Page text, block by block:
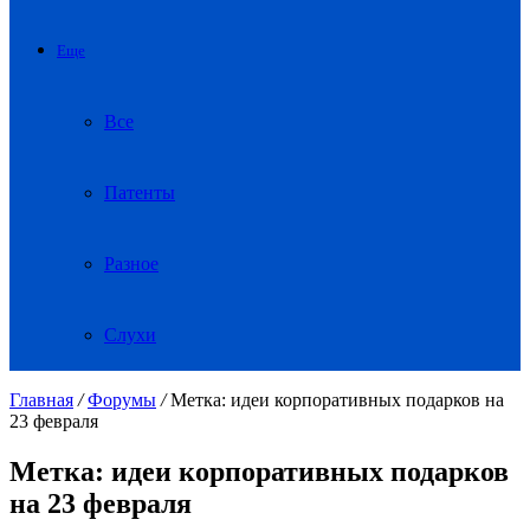
Еще
Все
Патенты
Разное
Слухи
Главная / Форумы / Метка: идеи корпоративных подарков на
23 февраля
Метка: идеи корпоративных подарков
на 23 февраля